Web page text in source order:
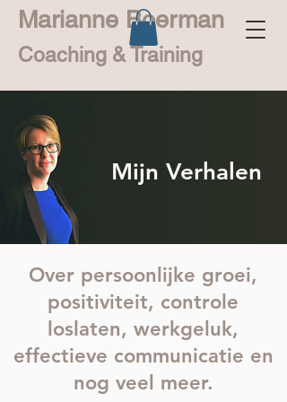
Marianne Boerman
Coaching & Training
Mijn Verhalen
Over persoonlijke groei,
positiviteit, controle
loslaten, werkgeluk,
effectieve communicatie en
nog veel meer.